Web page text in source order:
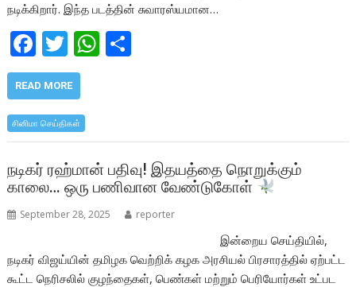
நடிக்கிறார். இந்த படத்தின் சுவாரஸ்யமான…
F
ac
e
b
o
o
k
T
w
itt
er
W
A
p
p
READ MORE
சினிமா செய்திகள்
நடிகர் ரஹ்மான் பதிவு! இதயத்தை நொறுக்கும்
காலை… ஒரு பணிவான வேண்டுகோள்
September 28, 2025 reporter
இன்றைய செய்தியில்,
நடிகர் விஜய்யின் தமிழக வெற்றிக் கழக அரசியல் பிரசாரத்தில் ஏற்பட்ட
கூட்ட நெரிசலில் குழந்தைகள், பெண்கள் மற்றும் பெரியோர்கள் உட்பட